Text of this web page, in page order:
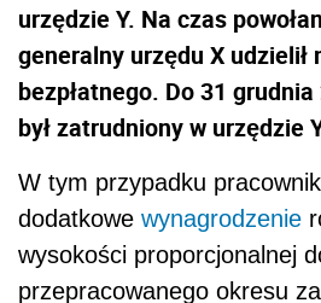
urzędzie Y. Na czas
generalny urzędu X udzielił
bezpłatnego. Do 31
był zatrudniony w urzędzie
W tym przypadku
dodatkowe wynagrodzenie
wysokości proporcjonalnej
przepracowanego okresu